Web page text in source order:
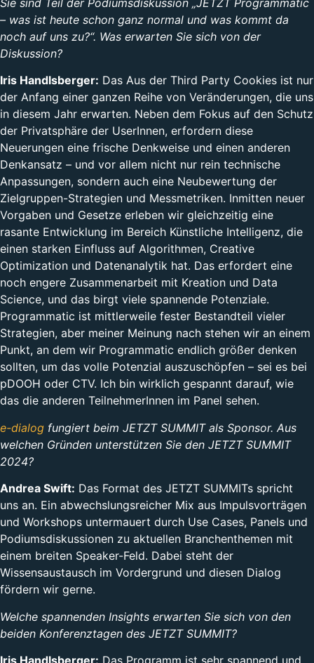
Sie sind Teil der Podiumsdiskussion „JETZT Programmatic
– was ist heute schon ganz normal und was kommt da
noch auf uns zu?“. Was erwarten Sie sich von der
Diskussion?
Iris Handlsberger: Das Aus der Third Party Cookies ist nur
der Anfang einer ganzen Reihe von Veränderungen, die uns
in diesem Jahr erwarten. Neben dem Fokus auf den Schutz
der Privatsphäre der UserInnen, erfordern diese
Neuerungen eine frische Denkweise und einen anderen
Denkansatz – und vor allem nicht nur rein technische
Anpassungen, sondern auch eine Neubewertung der
Zielgruppen-Strategien und Messmetriken. Inmitten neuer
Vorgaben und Gesetze erleben wir gleichzeitig eine
rasante Entwicklung im Bereich Künstliche Intelligenz, die
einen starken Einfluss auf Algorithmen, Creative
Optimization und Datenanalytik hat. Das erfordert eine
noch engere Zusammenarbeit mit Kreation und Data
Science, und das birgt viele spannende Potenziale.
Programmatic ist mittlerweile fester Bestandteil vieler
Strategien, aber meiner Meinung nach stehen wir an einem
Punkt, an dem wir Programmatic endlich größer denken
sollten, um das volle Potenzial auszuschöpfen – sei es bei
pDOOH oder CTV. Ich bin wirklich gespannt darauf, wie
das die anderen TeilnehmerInnen im Panel sehen.
e-dialog fungiert beim JETZT SUMMIT als Sponsor. Aus
welchen Gründen unterstützen Sie den JETZT SUMMIT
2024?
Andrea Swift: Das Format des JETZT SUMMITs spricht
uns an. Ein abwechslungsreicher Mix aus Impulsvorträgen
und Workshops untermauert durch Use Cases, Panels und
Podiumsdiskussionen zu aktuellen Branchenthemen mit
einem breiten Speaker-Feld. Dabei steht der
Wissensaustausch im Vordergrund und diesen Dialog
fördern wir gerne.
Welche spannenden Insights erwarten Sie sich von den
beiden Konferenztagen des JETZT SUMMIT?